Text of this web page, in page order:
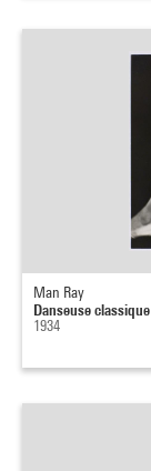
Man Ray
Danseuse classique
1934